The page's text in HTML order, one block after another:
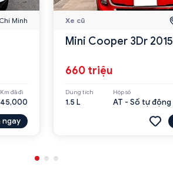
Minh
Km đã đi
45,000
ngay
Xe cũ
Mini Cooper 3Dr 2015
660 triệu
Dung tích
1.5 L
Hộp số
AT - Số tự động